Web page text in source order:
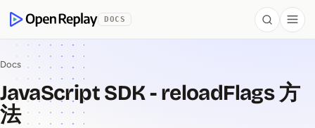
OpenReplay
DOCS Search
Docs
JavaScript SDK - reloadFlags 方
法